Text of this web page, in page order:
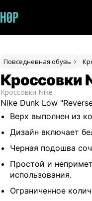
Повседневная обувь
Кроссовки
Кроссовки Nike
Nike Dunk Low
Верх выполнен из
Дизайн включает
Черная подошва
Простой и
использования.
Ограниченное